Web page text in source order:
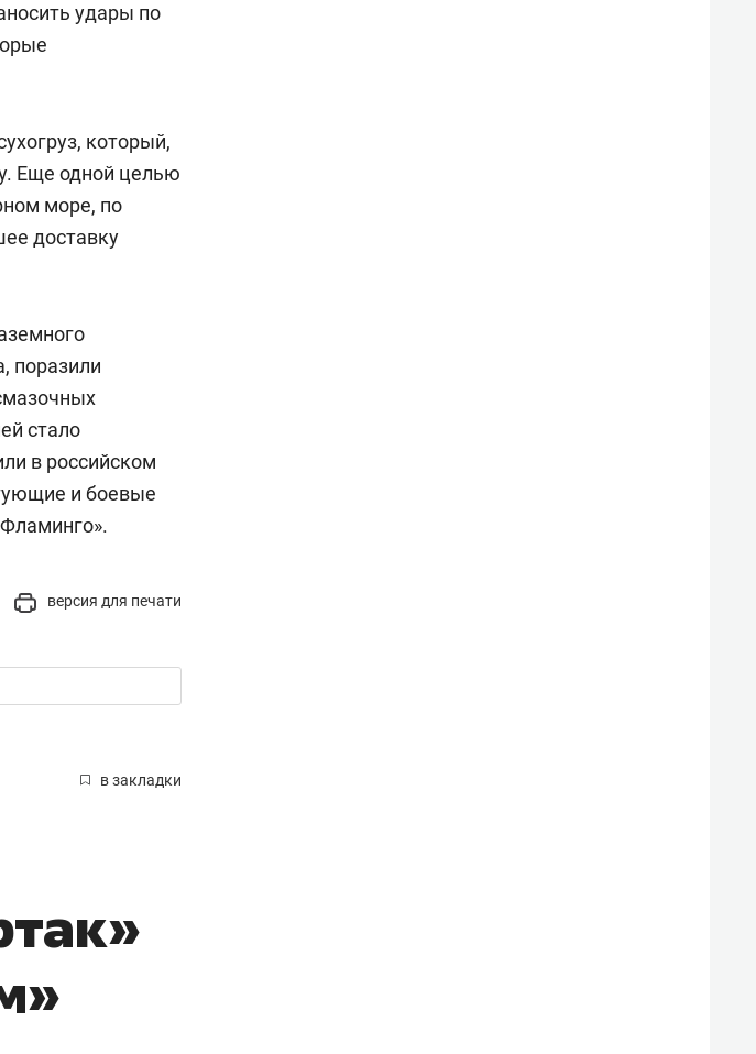
удары по
который,
Еще одной целью
море, по
доставку
поразили
стало
в российском
и боевые
версия для печати
в закладки